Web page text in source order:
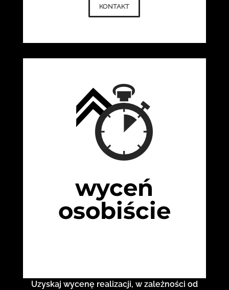
kontakt
wyceń
osobiście
Uzyskaj wycenę realizacji, w zależności od